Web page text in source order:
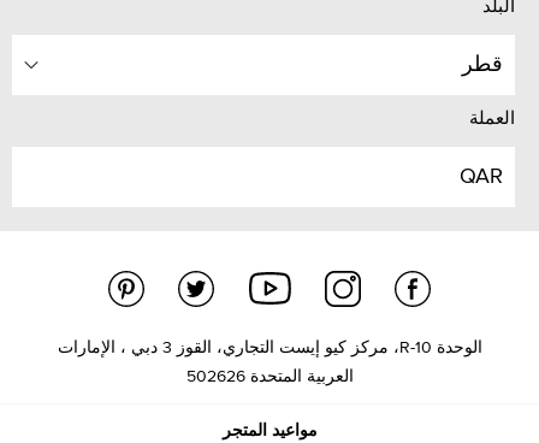
البلد
قطر
العملة
QAR
الوحدة R-10، مركز كيو إيست التجاري، القوز 3 دبي ، الإمارات
العربية المتحدة 502626
مواعيد المتجر